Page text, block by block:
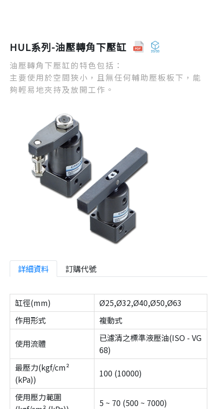
HUL系列-油壓轉角下壓缸
油壓轉角下壓缸的特色包括：
主要使用於空間狹小，且無任何輔助壓板板下，能
夠輕易地夾持及放開工作。
詳細資料 訂購代號
缸徑(mm)
Ø25,Ø32,Ø40,Ø50,Ø63
作用形式
複動式
使用流體
已濾清之標準液壓油(ISO - VG
68)
最壓力(kgf/cm²
(kPa))
100 (10000)
使用壓力範圍
5 ~ 70 (500 ~ 7000)